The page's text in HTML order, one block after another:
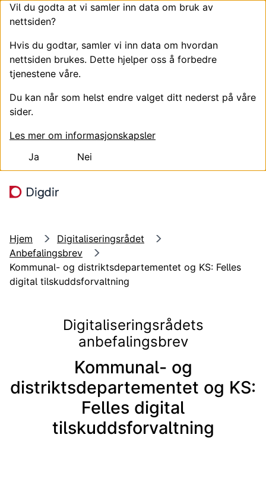
Vil du godta at vi samler inn data om bruk av
nettsiden?
Hvis du godtar, samler vi inn data om hvordan
nettsiden brukes. Dette hjelper oss å forbedre
tjenestene våre.
Du kan når som helst endre valget ditt nederst på våre
sider.
Les mer om informasjonskapsler
Ja
Nei
Hjem
Digitaliseringsrådet
Anbefalingsbrev
Kommunal- og distriktsdepartementet og KS: Felles
digital tilskuddsforvaltning
Digitaliseringsrådets
anbefalingsbrev
Kommunal- og
distriktsdepartementet og KS:
Felles digital
tilskuddsforvaltning